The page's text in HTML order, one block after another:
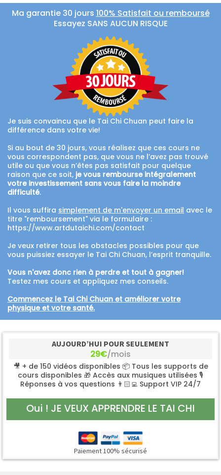
Ma garantie 30 jours 100% Satisfait ou remboursé
Essayez SANS AUCUN RISQUE
Je suis convaincu que le Tai Chi Chuan peut faire la
différence dans votre vie!
Si au bout de 30 jours, vous réalisez que ces cours ne
vous correspondent pas, que vous ne l’avez pas trouvé
utile ou que vous n’êtes pas satisfait pour quelque
raison que ce soit, je vous rembourse intégralement
votre investissement sans vous faire la moindre
difficulté.
Il vous suffira simplement de m'envoyer un email avec le
titre "remboursement" via le formulaire :
https://www.artdutaichi.com/contact
Je veux retirer tous les obstacles possibles pour que
vous puissiez essayer le Tai Chi Chuan, l’esprit tranquille.
Vous n'avez donc rien à perdre et tout à gagner!
Testez mes cours et appliquez mes conseils.
Commencez le Tai Chi Chuan et améliorer votre
physique et votre santé.
AUJOURD’HUI POUR SEULEMENT
29€/mois
🎥 + de 150 vidéos disponibles 📦 Tous les supports de
cours disponibles 🎁 Accès aux musiques utilisées 🎙
Réponses à vos questions 👨🏻‍💻 Support VIP 24/7
Oui ! JE VEUX APPRENDRE LE TAI CHI
Paiement 100% sécurisé